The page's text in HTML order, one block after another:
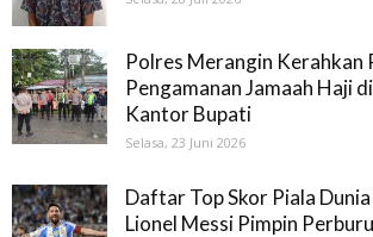
Polres Merangin Kerahkan
Pengamanan Jamaah Haji
Kantor Bupati
Selasa, 23 Juni 2026
Daftar Top Skor Piala
Lionel Messi Pimpin